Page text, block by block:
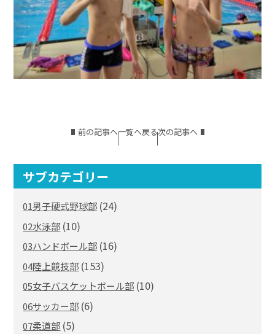
前の記事へ一覧へ戻る次の記事へ
サブカテゴリー
01男子硬式野球部 (24)
02水泳部 (10)
03ハンドボール部 (16)
04陸上競技部 (153)
05女子バスケットボール部 (10)
06サッカー部 (6)
07柔道部 (5)